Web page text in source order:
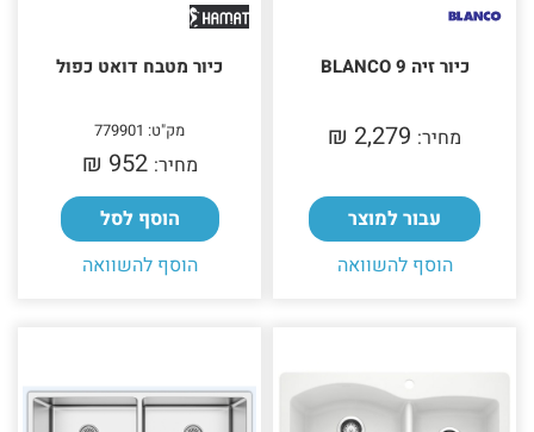
כיור זיה BLANCO 9
מחיר: 2,279 ₪‎
עבור למוצר
הוסף להשוואה
כיור מטבח דואט כפול
מק"ט: 779901
מחיר: 952 ₪‎
הוסף לסל
הוסף להשוואה